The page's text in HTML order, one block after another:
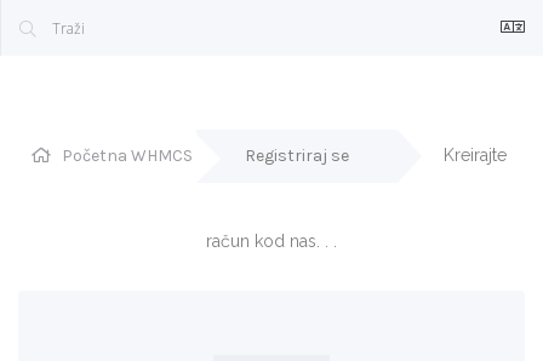
Početna WHMCS Registriraj se Kreirajte
račun kod nas. . .